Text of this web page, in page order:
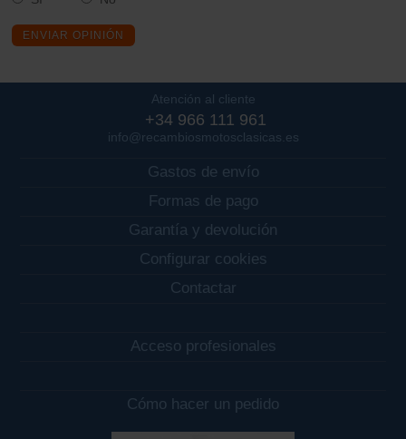
ENVIAR OPINIÓN
Atención al cliente
+34 966 111 961
info@recambiosmotosclasicas.es
Gastos de envío
Formas de pago
Garantía y devolución
Configurar cookies
Contactar
Acceso profesionales
Cómo hacer un pedido